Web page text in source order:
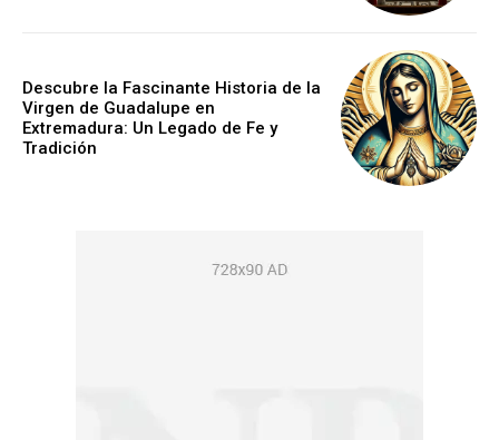
Descubre la Fascinante Historia de la
Virgen de Guadalupe en
Extremadura: Un Legado de Fe y
Tradición